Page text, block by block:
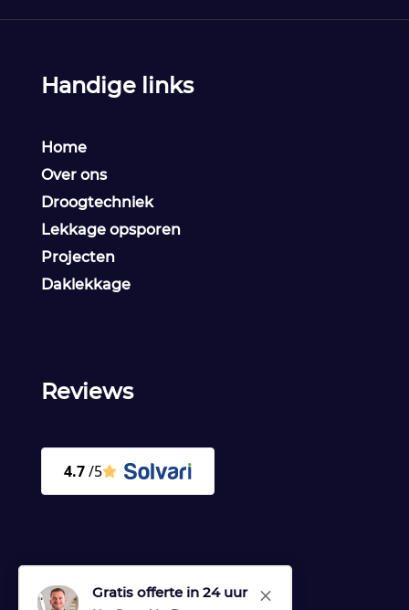
M
Gratis offerte in 24 uur
Handige links
Home
Over ons
Droogtechniek
Lekkage opsporen
Projecten
Daklekkage
Reviews